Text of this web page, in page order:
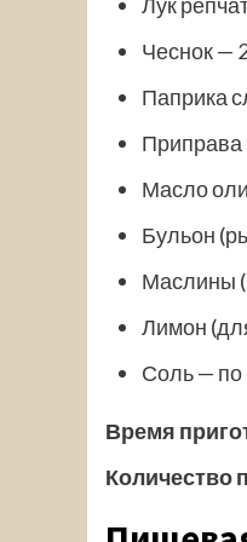
Чеснок —
Паприка
Приправа
Масло
Бульон
Маслины
Лимон
Соль — по
Время
Количество